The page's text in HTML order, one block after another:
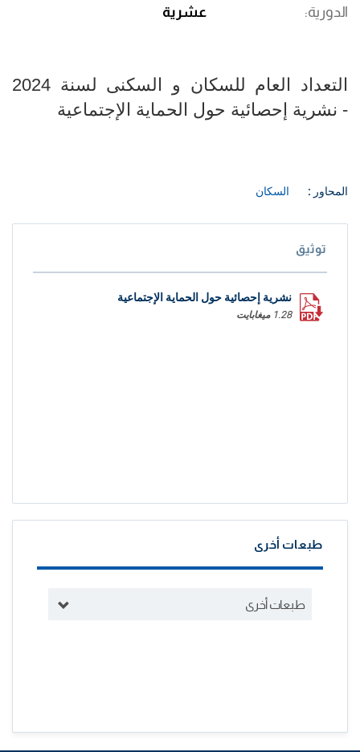
الدورية عشرية
التعداد العام للسكان و السكنى لسنة 2024
- نشرية إحصائية حول الحماية الإجتماعية
المحاور : السكان
توثيق
نشرية إحصائية حول الحماية الإجتماعية
1.28 ميغابايت
طبعات أخرى
طبعات أخرى